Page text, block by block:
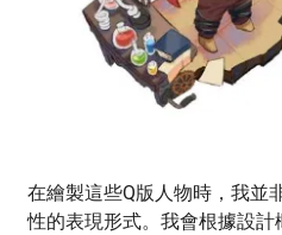
在繪製這些Q版人物時，我並
性的表現形式。我會根據設